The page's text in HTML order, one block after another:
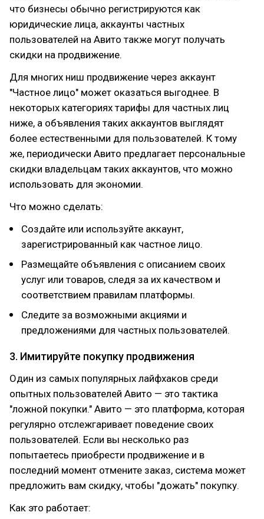
что бизнесы обычно регистрируются как
юридические лица, аккаунты частных
пользователей на Авито также могут получать
скидки на продвижение.
Для многих ниш продвижение через аккаунт
"Частное лицо" может оказаться выгоднее. В
некоторых категориях тарифы для частных лиц
ниже, а объявления таких аккаунтов выглядят
более естественными для пользователей. К тому
же, периодически Авито предлагает персональные
скидки владельцам таких аккаунтов, что можно
использовать для экономии.
Что можно сделать:
Создайте или используйте аккаунт,
зарегистрированный как частное лицо.
Размещайте объявления с описанием своих
услуг или товаров, следя за их качеством и
соответствием правилам платформы.
Следите за возможными акциями и
предложениями для частных пользователей.
3. Имитируйте покупку продвижения
Один из самых популярных лайфхаков среди
опытных пользователей Авито — это тактика
"ложной покупки." Авито — это платформа, которая
регулярно отслежгаривает поведение своих
пользователей. Если вы несколько раз
попытаетесь приобрести продвижение и в
последний момент отмените заказ, система может
предложить вам скидку, чтобы "дожать" покупку.
Как это работает: